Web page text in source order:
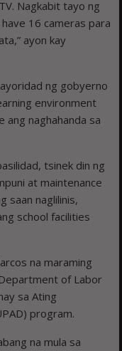
Nagkabit tayo ng
16 cameras para
ayon kay
ng gobyerno
environment
ang naghahanda sa
tsinek din ng
at maintenance
saan naglilinis,
school facilities
na maraming
of Labor
sa Ating
program.
na mula sa